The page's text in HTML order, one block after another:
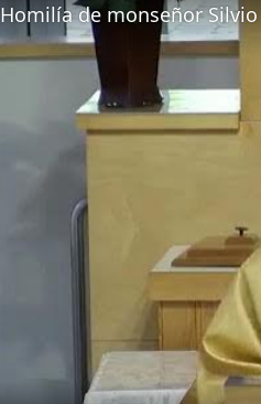
Homilía de monseñor